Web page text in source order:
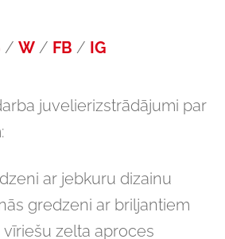
/ W / FB / IG
juvelierizstrādājumi par
ar jebkuru dizainu
gredzeni ar briljantiem
vīriešu zelta aproces